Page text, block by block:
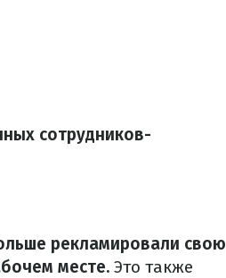
сотрудников-
рекламировали свою
месте. Это также